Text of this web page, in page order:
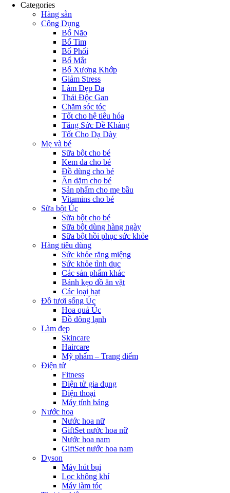
Categories
Hàng sẵn
Công Dụng
Bổ Não
Bổ Tim
Bổ Phổi
Bổ Mắt
Bổ Xương Khớp
Giảm Stress
Làm Đẹp Da
Thải Độc Gan
Chăm sóc tóc
Tốt cho hệ tiêu hóa
Tăng Sức Đề Kháng
Tốt Cho Dạ Dày
Mẹ và bé
Sữa bột cho bé
Kem da cho bé
Đồ dùng cho bé
Ăn dặm cho bé
Sản phẩm cho mẹ bầu
Vitamins cho bé
Sữa bột Úc
Sữa bột cho bé
Sữa bột dùng hàng ngày
Sữa bột hồi phục sức khỏe
Hàng tiêu dùng
Sức khỏe răng miệng
Sức khỏe tình dục
Các sản phẩm khác
Bánh kẹo đồ ăn vặt
Các loại hạt
Đồ tươi sống Úc
Hoa quả Úc
Đồ đông lạnh
Làm đẹp
Skincare
Haircare
Mỹ phẩm – Trang điểm
Điện tử
Fitness
Điện tử gia dụng
Điện thoại
Máy tính bảng
Nước hoa
Nước hoa nữ
GiftSet nước hoa nữ
Nước hoa nam
GiftSet nước hoa nam
Dyson
Máy hút bụi
Lọc không khí
Máy làm tóc